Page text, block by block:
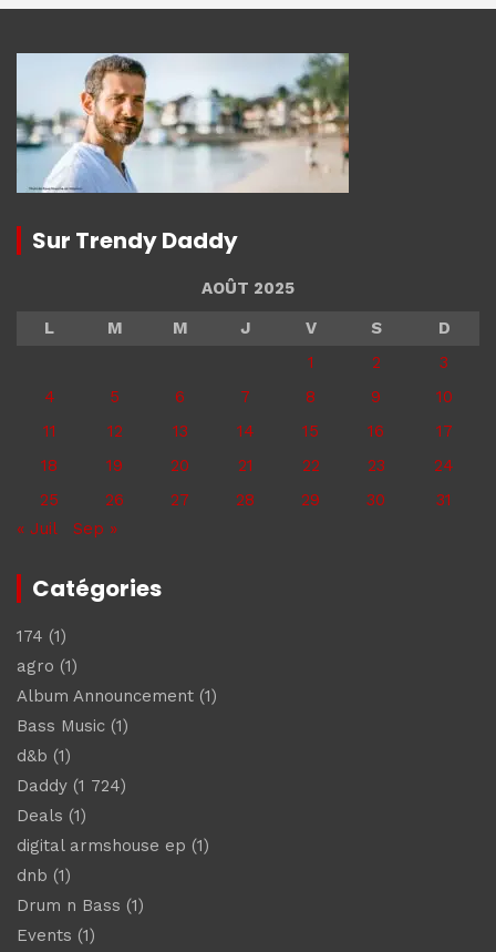
Sur Trendy Daddy
AOÛT 2025
L
M M J V S
D
1
2
3
4
5 6 7 8 9
10
11
12 13 14 15 16
17
18
19 20 21 22 23
24
25
26 27 28 29 30
31
« Juil
Sep »
Catégories
174 (1)
agro (1)
Album Announcement (1)
Bass Music (1)
d&b (1)
Daddy (1 724)
Deals (1)
digital armshouse ep (1)
dnb (1)
Drum n Bass (1)
Events (1)